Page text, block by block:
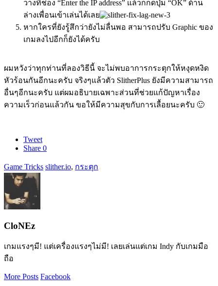
วางที่ช่อง “Enter the IP address” แล้วก็กดปุ่ม “OK” ด้าน
ล่างเพื่อนเข้าเล่นได้เลย
หากใครที่ยังรู้สึกว่ายังไม่ลื่นพอ สามารถปรับ Graphic ของ
เกมลงไปอีกก็ยังได้ครับ
ผมหวังว่าทุกท่านที่ลองวิธีนี้ จะไม่พบอาการกระตุกให้หงุดหงิด
หัวร้อนกันอีกนะครับ จริงๆแล้วตัว SlitherPlus ยังมีความสามารถ
อื่นๆอีกนะครับ แต่ผมอธิบายเฉพาะส่วนที่ช่วยแก้ปัญหาเรื่อง
ความเร็วก่อนแล้วกัน ขอให้มีความสุขกับการเลื้อยนะครับ 🙂
Tweet
Share 0
Game Tricks slither.io, กระตุก
CloNEz
เกมแรงๆมี! แต่เครื่องแรงๆไม่มี! เลยเล่นแต่เกม Indy กับเกมมือ
ถือ
More Posts Facebook